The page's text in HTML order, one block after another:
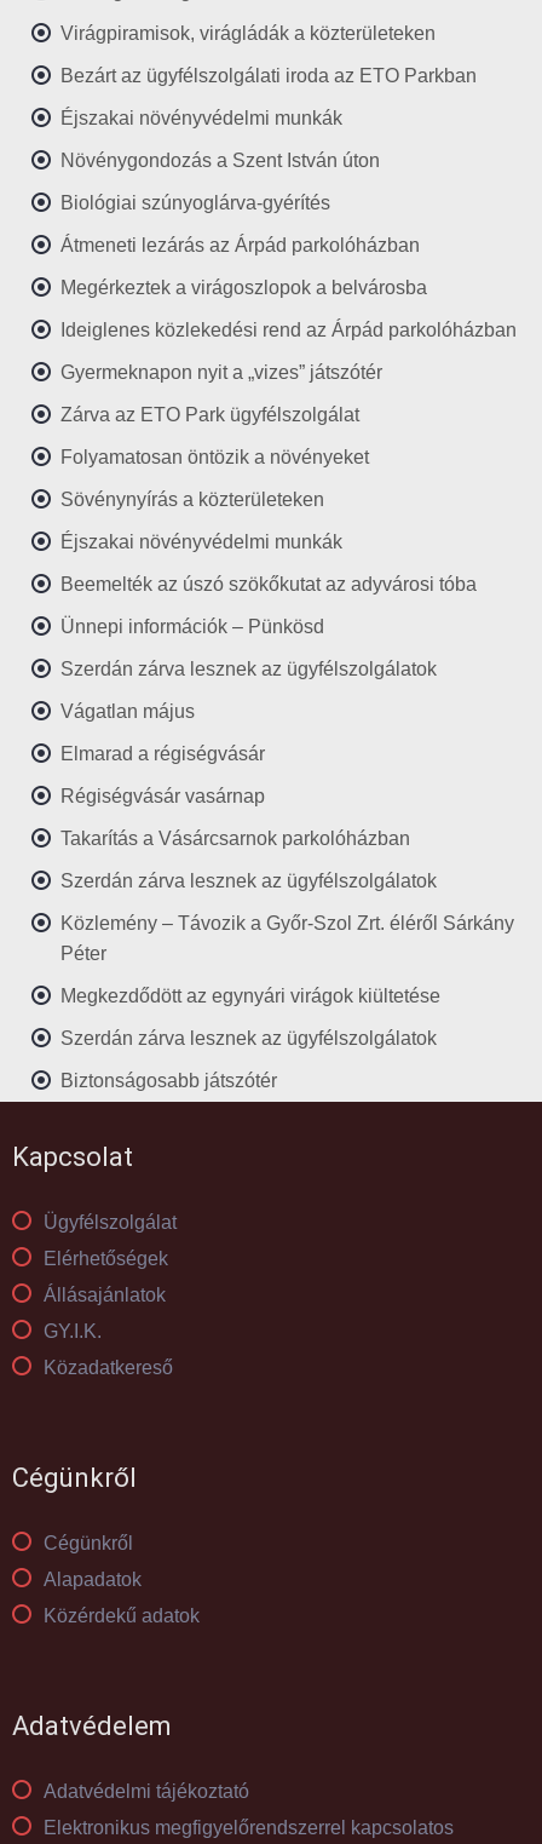
Virágpiramisok, virágládák a közterületeken
Bezárt az ügyfélszolgálati iroda az ETO Parkban
Éjszakai növényvédelmi munkák
Növénygondozás a Szent István úton
Biológiai szúnyoglárva-gyérítés
Átmeneti lezárás az Árpád parkolóházban
Megérkeztek a virágoszlopok a belvárosba
Ideiglenes közlekedési rend az Árpád parkolóházban
Gyermeknapon nyit a „vizes” játszótér
Zárva az ETO Park ügyfélszolgálat
Folyamatosan öntözik a növényeket
Sövénynyírás a közterületeken
Éjszakai növényvédelmi munkák
Beemelték az úszó szökőkutat az adyvárosi tóba
Ünnepi információk – Pünkösd
Szerdán zárva lesznek az ügyfélszolgálatok
Vágatlan május
Elmarad a régiségvásár
Régiségvásár vasárnap
Takarítás a Vásárcsarnok parkolóházban
Szerdán zárva lesznek az ügyfélszolgálatok
Közlemény – Távozik a Győr-Szol Zrt. éléről Sárkány
Péter
Megkezdődött az egynyári virágok kiültetése
Szerdán zárva lesznek az ügyfélszolgálatok
Biztonságosabb játszótér
Kapcsolat
Ügyfélszolgálat
Elérhetőségek
Állásajánlatok
GY.I.K.
Közadatkereső
Cégünkről
Cégünkről
Alapadatok
Közérdekű adatok
Adatvédelem
Adatvédelmi tájékoztató
Elektronikus megfigyelőrendszerrel kapcsolatos